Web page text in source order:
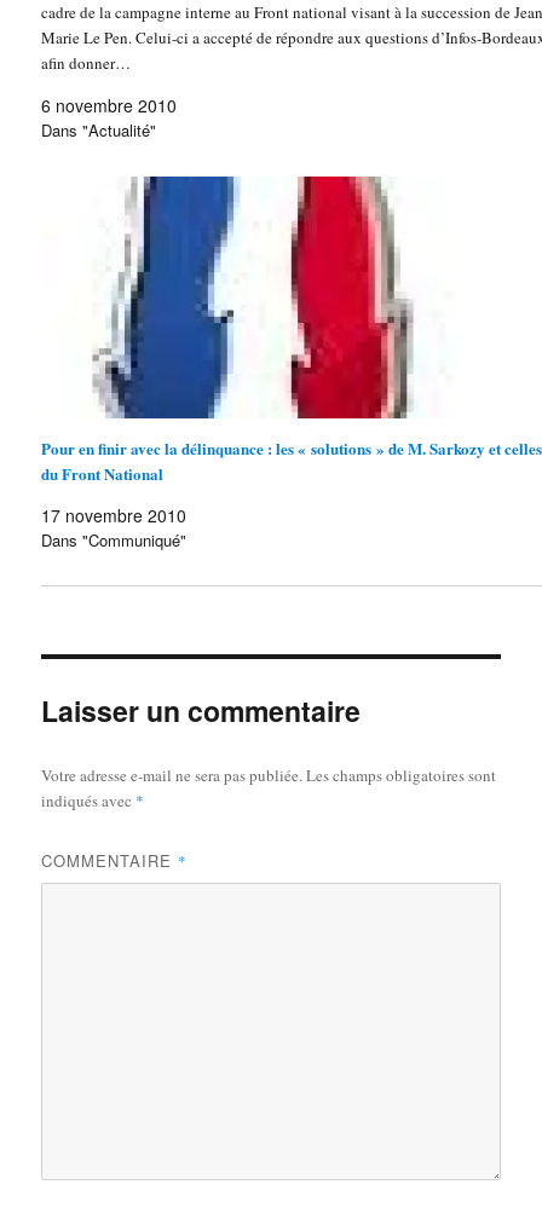
cadre de la campagne interne au Front national visant à la succession de
Marie Le Pen. Celui-ci a accepté de répondre aux questions d’Infos-
afin donner…
6 novembre 2010
Dans "Actualité"
Pour en finir avec la délinquance : les « solutions » de M. Sarkozy et celles
du Front National
17 novembre 2010
Dans "Communiqué"
Laisser un commentaire
Votre adresse e-mail ne sera pas publiée.Les champs obligatoires sont
indiqués avec *
COMMENTAIRE *